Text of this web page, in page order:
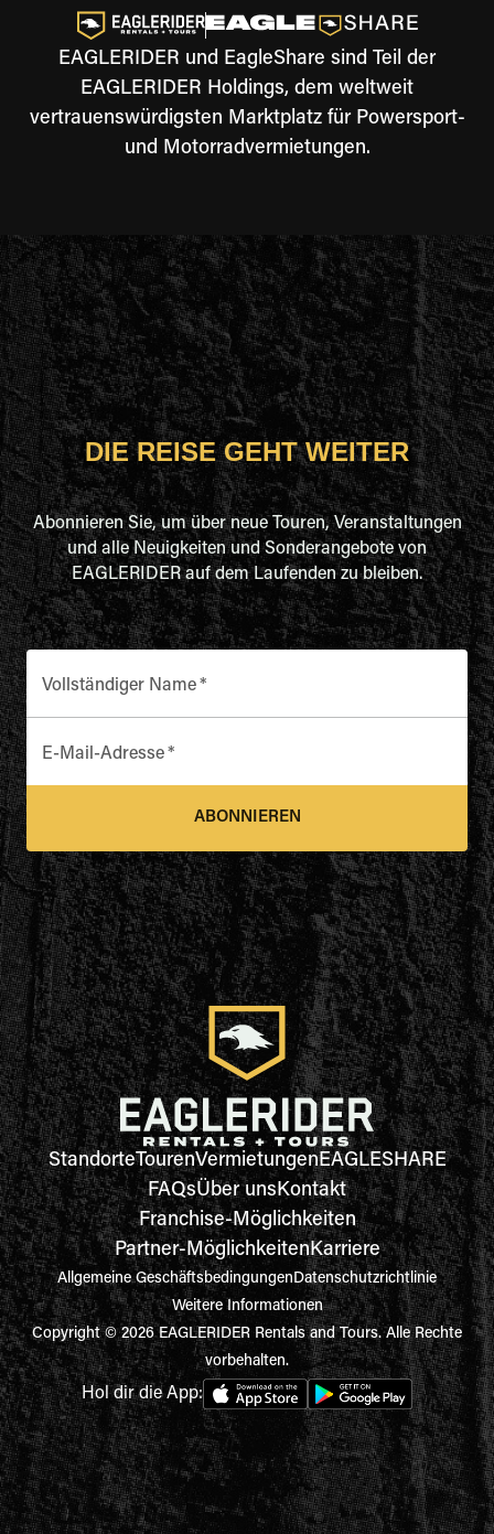
EAGLERIDER und EagleShare sind Teil der
EAGLERIDER Holdings, dem weltweit
vertrauenswürdigsten Marktplatz für Powersport-
und Motorradvermietungen.
DIE REISE GEHT WEITER
Abonnieren Sie, um über neue Touren, Veranstaltungen
und alle Neuigkeiten und Sonderangebote von
EAGLERIDER auf dem Laufenden zu bleiben.
Vollständiger Name*
E-Mail-Adresse*
ABONNIEREN
StandorteTourenVermietungenEAGLESHARE
FAQsÜber unsKontakt
Franchise-Möglichkeiten
Partner-MöglichkeitenKarriere
Allgemeine GeschäftsbedingungenDatenschutzrichtlinie
Weitere Informationen
Copyright © 2026 EAGLERIDER Rentals and Tours. Alle Rechte
vorbehalten.
Hol dir die App: